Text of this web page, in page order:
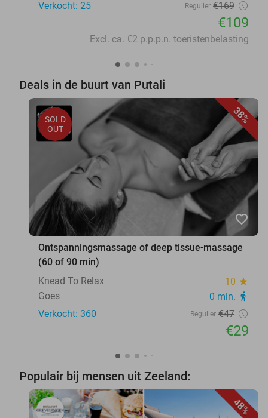
Verkocht: 25
Regulier €169
€109
Excl. ca. €2 p.p.p.n. toeristenbelasting
Deals in de buurt van Putali
38%
SOLD
OUT
favorite_border
Ontspanningsmassage of deep tissue-massage
(60 of 90 min)
Knead To Relax
10 star
Goes 0 min. directions_walk
Verkocht: 360 Regulier €47
€29
Populair bij mensen uit Zeeland:
48%